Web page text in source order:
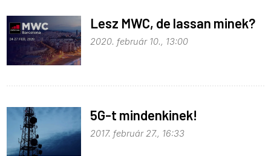
Lesz MWC, de lassan minek?
2020. február 10., 13:00
5G-t mindenkinek!
2017. február 27., 16:33